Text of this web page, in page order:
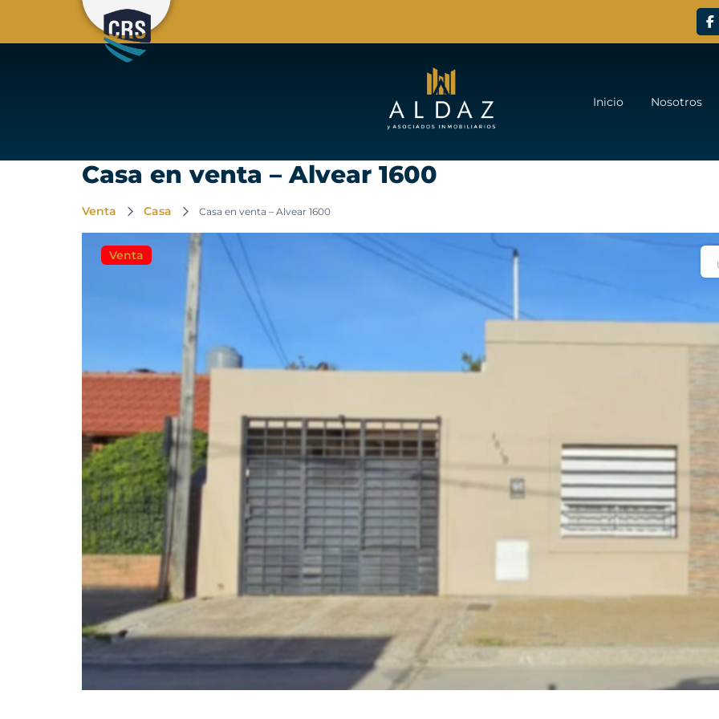
Inicio Nosotros
Casa en venta – Alvear 1600
Venta Casa Casa en venta – Alvear 1600
Venta